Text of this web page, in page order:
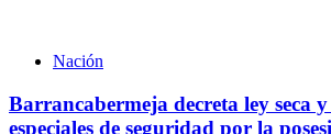
Nación
Barrancabermeja decreta ley seca
especiales de seguridad por la